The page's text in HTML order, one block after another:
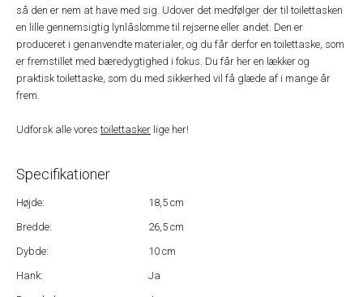
så den er nem at have med sig. Udover det medfølger der til toilettasken
en lille gennemsigtig lynlåslomme til rejserne eller andet. Den er
produceret i genanvendte materialer, og du får derfor en toilettaske, som
er fremstillet med bæredygtighed i fokus. Du får her en lækker og
praktisk toilettaske, som du med sikkerhed vil få glæde af i mange år
frem.
Udforsk alle vorestoilettasker lige her!
Specifikationer
Højde:
18,5 cm
Bredde:
26,5 cm
Dybde:
10 cm
Hank:
Ja